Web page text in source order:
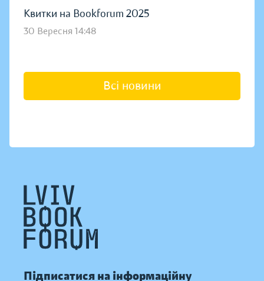
Квитки на Bookforum 2025
30 Вересня 14:48
Всі новини
Підписатися на інформаційну